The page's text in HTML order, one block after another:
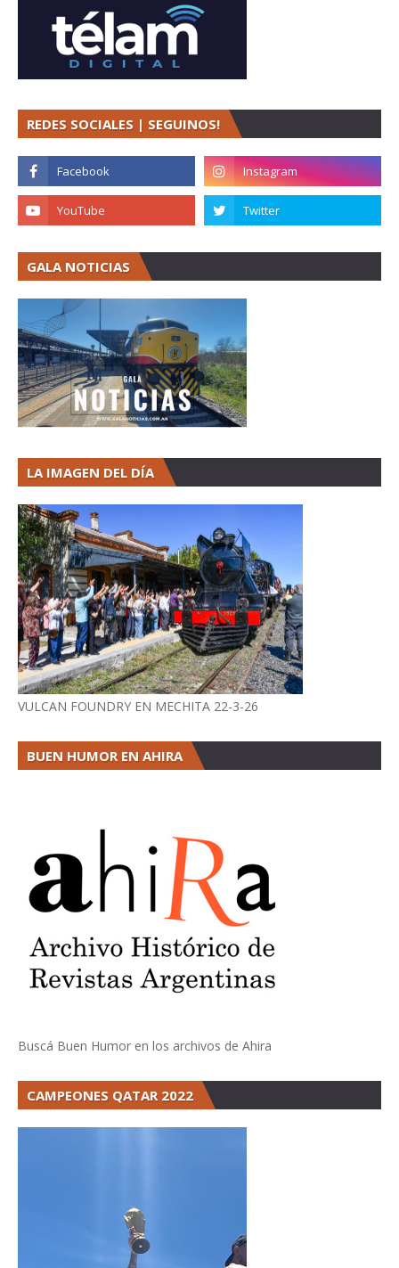
REDES SOCIALES | SEGUINOS!
GALA NOTICIAS
LA IMAGEN DEL DÍA
VULCAN FOUNDRY EN MECHITA 22-3-26
BUEN HUMOR EN AHIRA
Buscá Buen Humor en los archivos de Ahira
CAMPEONES QATAR 2022